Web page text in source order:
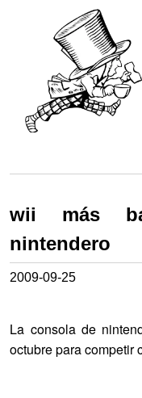
wii más
nintendero
2009-09-25
La consola de
octubre para competir